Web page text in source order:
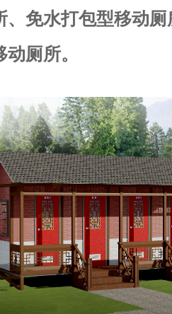
、免水打包型移动厕
厕所。